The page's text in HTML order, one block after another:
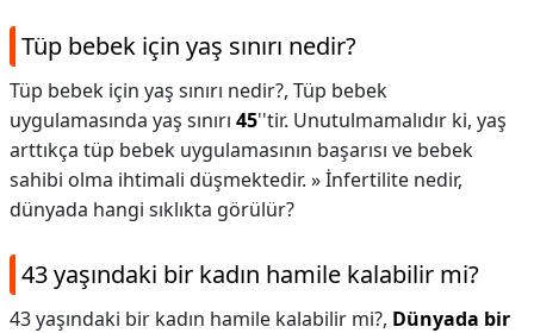
Tüp bebek için yaş sınırı nedir?
Tüp bebek için yaş sınırı nedir?, Tüp bebek
uygulamasında yaş sınırı 45''tir. Unutulmamalıdır ki, yaş
arttıkça tüp bebek uygulamasının başarısı ve bebek
sahibi olma ihtimali düşmektedir. » İnfertilite nedir,
dünyada hangi sıklıkta görülür?
43 yaşındaki bir kadın hamile kalabilir mi?
43 yaşındaki bir kadın hamile kalabilir mi?, Dünyada bir